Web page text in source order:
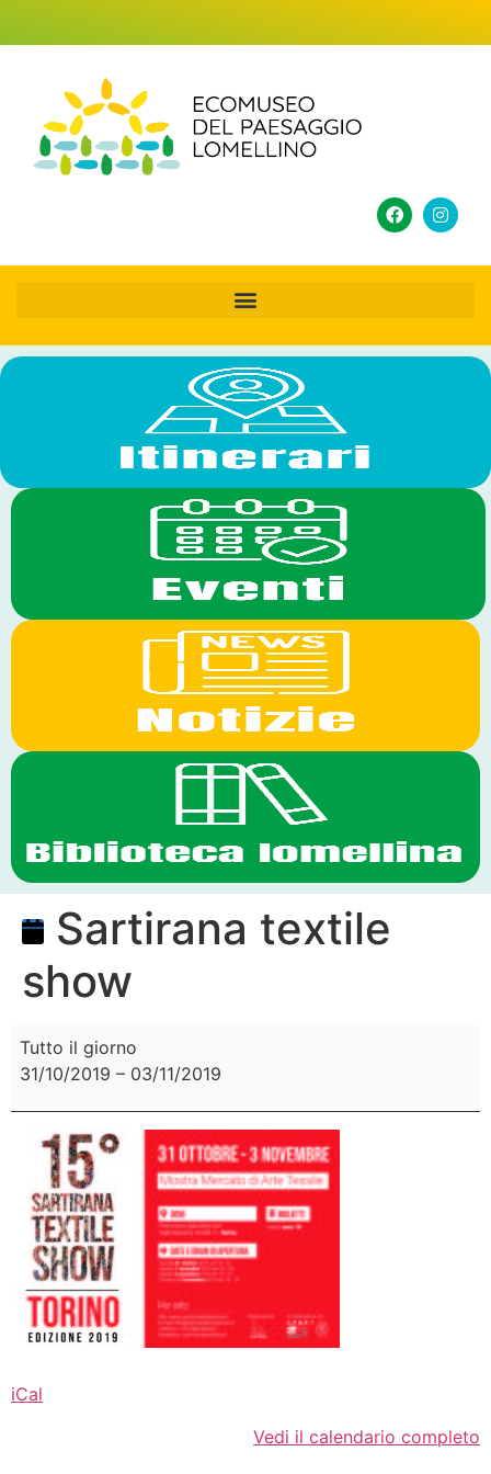
Sartirana textile
show
Tutto il giorno
31/10/2019 – 03/11/2019
iCal
Vedi il calendario completo